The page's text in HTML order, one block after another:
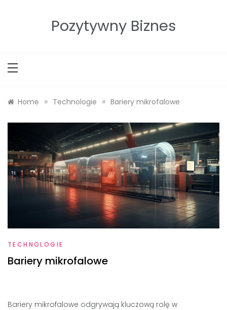
Pozytywny Biznes
Home » Technologie » Bariery mikrofalowe
TECHNOLOGIE
Bariery mikrofalowe
Bariery mikrofalowe odgrywają kluczową rolę w